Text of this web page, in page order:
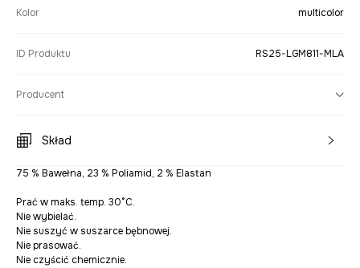
Kolor multicolor
ID Produktu RS25-LGM811-MLA
Producent
Skład
75 % Bawełna, 23 % Poliamid, 2 % Elastan
Prać w maks. temp. 30°C.
Nie wybielać.
Nie suszyć w suszarce bębnowej.
Nie prasować.
Nie czyścić chemicznie.